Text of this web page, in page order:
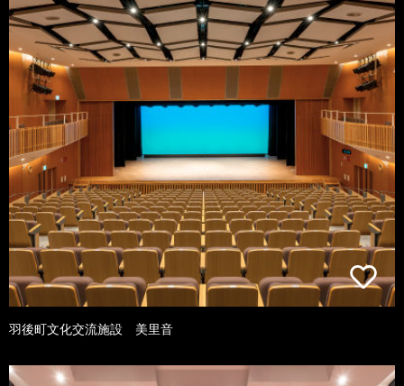
羽後町文化交流施設 美里音